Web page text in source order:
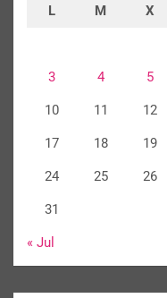
L M X
3 4 5
10 11 12
17 18 19
24 25 26
31
« Jul